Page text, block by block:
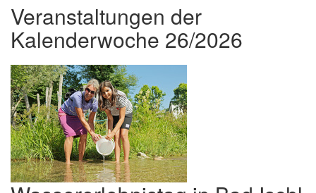
Veranstaltungen der
Kalenderwoche 26/2026